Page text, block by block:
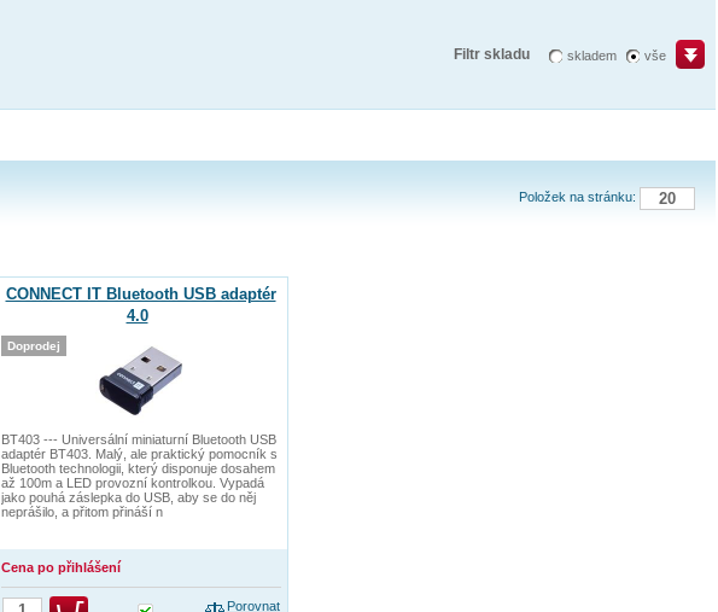
Filtr skladu skladem vše
Položek na stránku:
CONNECT IT Bluetooth USB adaptér
4.0
BT403 --- Universální miniaturní Bluetooth USB
adaptér BT403. Malý, ale praktický pomocník s
Bluetooth technologii, který disponuje dosahem
až 100m a LED provozní kontrolkou. Vypadá
jako pouhá záslepka do USB, aby se do něj
neprášilo, a přitom přináší n
Cena po přihlášení
Porovnat
Doprodej